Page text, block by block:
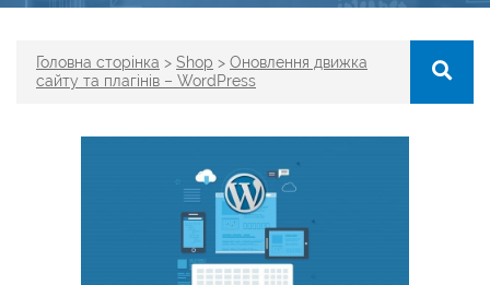
Головна сторінка > Shop > Оновлення движка
сайту та плагінів – WordPress